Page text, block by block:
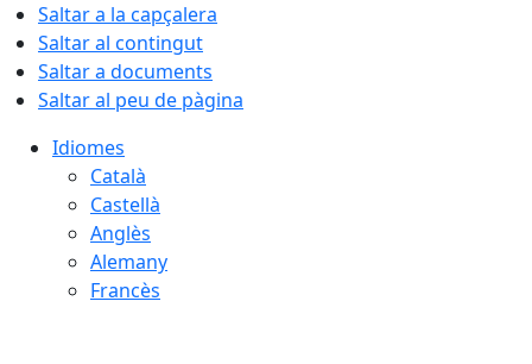
Saltar a la capçalera
Saltar al contingut
Saltar a documents
Saltar al peu de pàgina
Idiomes
Català
Castellà
Anglès
Alemany
Francès